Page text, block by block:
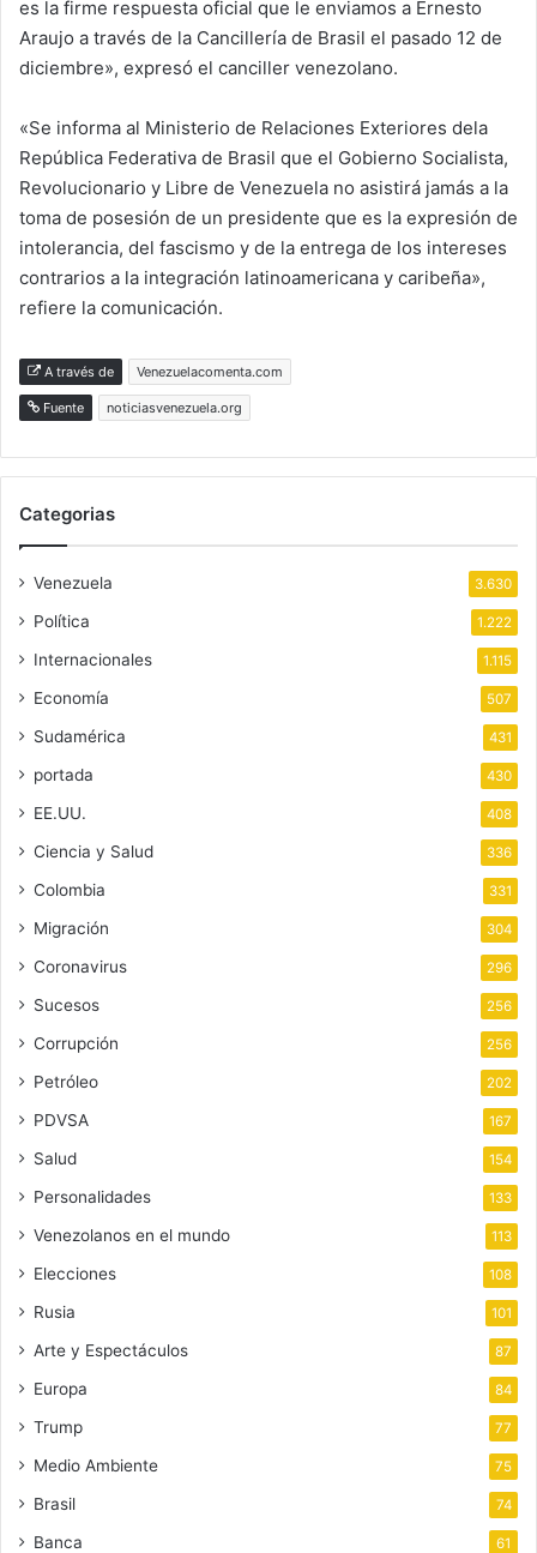
es la firme respuesta oficial que le enviamos a Ernesto
Araujo a través de la Cancillería de Brasil el pasado 12 de
diciembre», expresó el canciller venezolano.
«Se informa al Ministerio de Relaciones Exteriores dela
República Federativa de Brasil que el Gobierno Socialista,
Revolucionario y Libre de Venezuela no asistirá jamás a la
toma de posesión de un presidente que es la expresión de
intolerancia, del fascismo y de la entrega de los intereses
contrarios a la integración latinoamericana y caribeña»,
refiere la comunicación.
A través de Venezuelacomenta.com
Fuente noticiasvenezuela.org
Categorias
Venezuela 3.630
Política 1.222
Internacionales 1.115
Economía 507
Sudamérica 431
portada 430
EE.UU. 408
Ciencia y Salud 336
Colombia 331
Migración 304
Coronavirus 296
Sucesos 256
Corrupción 256
Petróleo 202
PDVSA 167
Salud 154
Personalidades 133
Venezolanos en el mundo 113
Elecciones 108
Rusia 101
Arte y Espectáculos 87
Europa 84
Trump 77
Medio Ambiente 75
Brasil 74
Banca 61